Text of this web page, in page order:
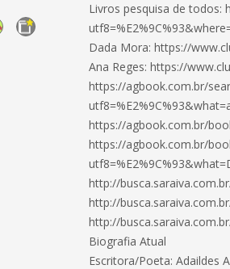
Livros pesquisa de todos:
Dada Mora: https://
Ana Reges: https://
https://agbook.com.br/
https://agbook.com.br/
https://agbook.com.br/
http://
http://
http://
Biografia Atual
Escritora/Poeta: Adaildes